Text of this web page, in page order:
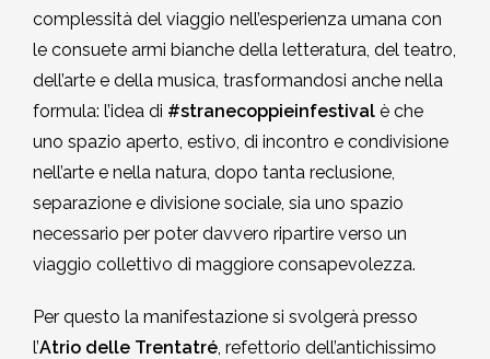
complessità del viaggio nell’esperienza umana con
le consuete armi bianche della letteratura, del teatro,
dell’arte e della musica, trasformandosi anche nella
formula: l’idea di #stranecoppieinfestival è che
uno spazio aperto, estivo, di incontro e condivisione
nell’arte e nella natura, dopo tanta reclusione,
separazione e divisione sociale, sia uno spazio
necessario per poter davvero ripartire verso un
viaggio collettivo di maggiore consapevolezza.
Per questo la manifestazione si svolgerà presso
l’Atrio delle Trentatré , refettorio dell’antichissimo